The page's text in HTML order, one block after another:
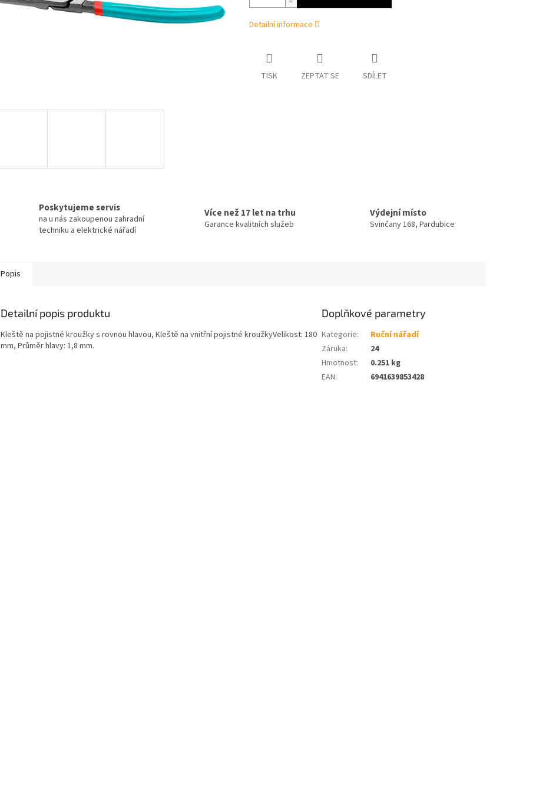
Detailní informace
TISK ZEPTAT SE SDÍLET
Poskytujeme servis
na u nás zakoupenou zahradní
techniku a elektrické nářadí
Více než 17 let na trhu
Garance kvalitních služeb
Výdejní místo
Svinčany 168, Pardubice
Popis
Detailní popis produktu
Kleště na pojistné kroužky s rovnou hlavou, Kleště na vnitřní pojistné kroužkyVelikost: 180
mm, Průměr hlavy: 1,8 mm.
Doplňkové parametry
Kategorie:
Ruční nářadí
Záruka:
24
Hmotnost:
0.251 kg
EAN: 6941639853428